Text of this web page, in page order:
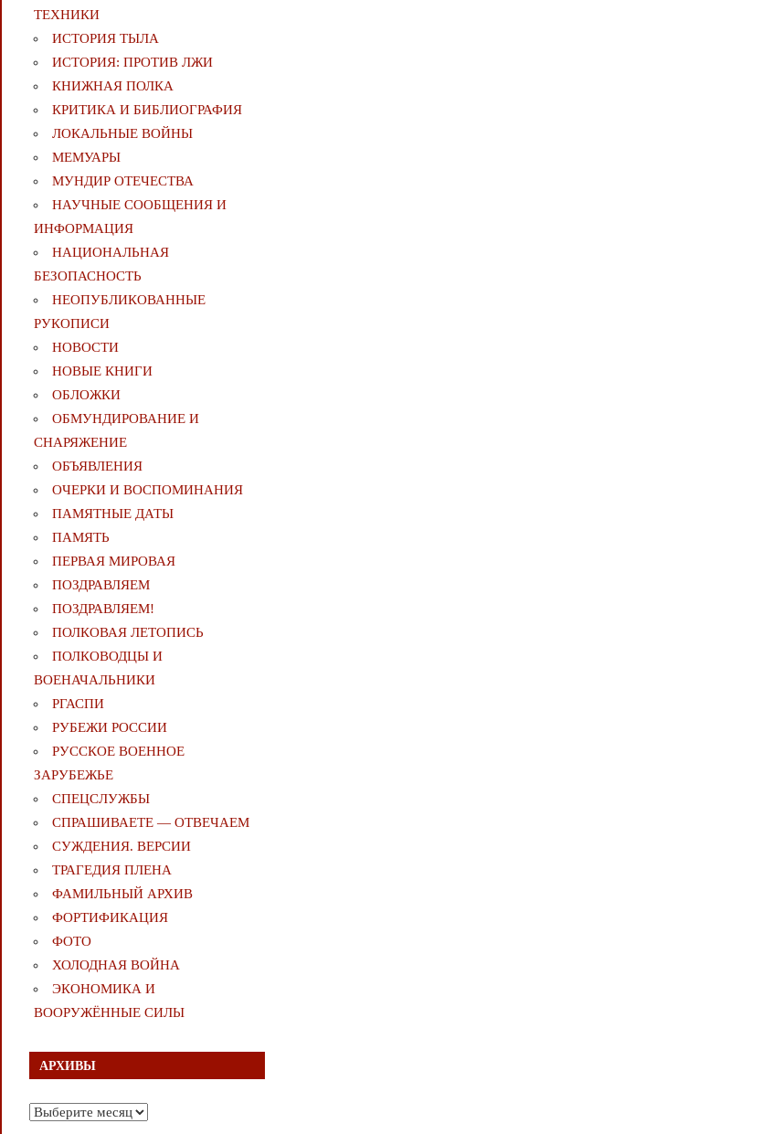
ТЕХНИКИ
ИСТОРИЯ ТЫЛА
ИСТОРИЯ: ПРОТИВ ЛЖИ
КНИЖНАЯ ПОЛКА
КРИТИКА И БИБЛИОГРАФИЯ
ЛОКАЛЬНЫЕ ВОЙНЫ
МЕМУАРЫ
МУНДИР ОТЕЧЕСТВА
НАУЧНЫЕ СООБЩЕНИЯ И
ИНФОРМАЦИЯ
НАЦИОНАЛЬНАЯ
БЕЗОПАСНОСТЬ
НЕОПУБЛИКОВАННЫЕ
РУКОПИСИ
НОВОСТИ
НОВЫЕ КНИГИ
ОБЛОЖКИ
ОБМУНДИРОВАНИЕ И
СНАРЯЖЕНИЕ
ОБЪЯВЛЕНИЯ
ОЧЕРКИ И ВОСПОМИНАНИЯ
ПАМЯТНЫЕ ДАТЫ
ПАМЯТЬ
ПЕРВАЯ МИРОВАЯ
ПОЗДРАВЛЯЕМ
ПОЗДРАВЛЯЕМ!
ПОЛКОВАЯ ЛЕТОПИСЬ
ПОЛКОВОДЦЫ И
ВОЕНАЧАЛЬНИКИ
РГАСПИ
РУБЕЖИ РОССИИ
РУССКОЕ ВОЕННОЕ
ЗАРУБЕЖЬЕ
СПЕЦСЛУЖБЫ
СПРАШИВАЕТЕ — ОТВЕЧАЕМ
СУЖДЕНИЯ. ВЕРСИИ
ТРАГЕДИЯ ПЛЕНА
ФАМИЛЬНЫЙ АРХИВ
ФОРТИФИКАЦИЯ
ФОТО
ХОЛОДНАЯ ВОЙНА
ЭКОНОМИКА И
ВООРУЖЁННЫЕ СИЛЫ
АРХИВЫ
Архивы